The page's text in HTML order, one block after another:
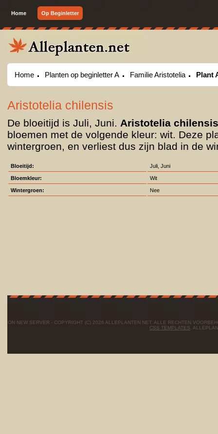
Home Op Beginletter
Home Planten op beginletter A Familie Aristotelia Plant
Aristotelia chilensis
De bloeitijd is Juli, Juni. Aristotelia chilensis
bloemen met de volgende kleur: wit. Deze
wintergroen, en verliest dus zijn blad in de
Bloeitijd: Juli, Juni
Bloemkleur: Wit
Wintergroen: Nee
ON NEW SERVER - COPYRIGHT (C) 2026 ALLEPLANTEN.NET. ALLE RECHTEN
CSS TEMPLATES .